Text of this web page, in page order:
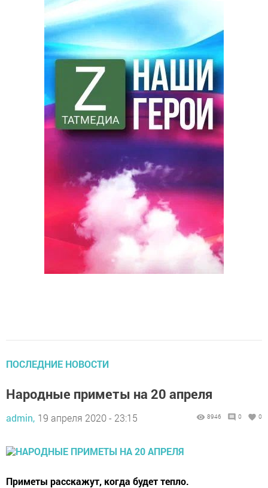
ПОСЛЕДНИЕ НОВОСТИ
Народные приметы на 20 апреля
admin, 19 апреля 2020 - 23:15 8946 0 0
Приметы расскажут, когда будет тепло.